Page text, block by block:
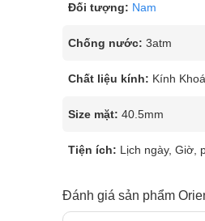
Đối tượng: Nam
Chống nước: 3atm
Chất liệu kính: Kính
Size mặt: 40.5mm
Tiện ích: Lịch ngày, Giờ,
Đánh giá sản phẩm